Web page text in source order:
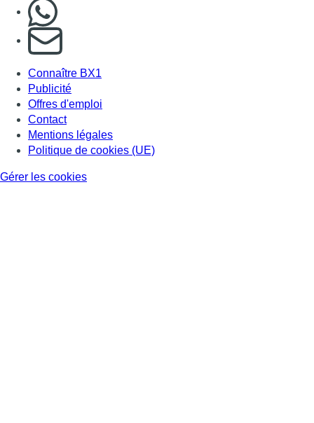
S'abonner à notre newsletter
Connaître BX1
Publicité
Offres d'emploi
Contact
Mentions légales
Politique de cookies (UE)
Gérer les cookies